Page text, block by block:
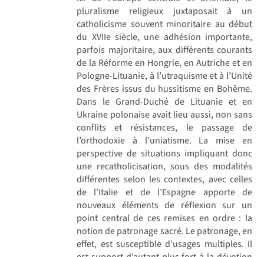
pluralisme religieux juxtaposait à un
catholicisme souvent minoritaire au début
du XVIIe siècle, une adhésion importante,
parfois majoritaire, aux différents courants
de la Réforme en Hongrie, en Autriche et en
Pologne-Lituanie, à l’utraquisme et à l’Unité
des Frères issus du hussitisme en Bohême.
Dans le Grand-Duché de Lituanie et en
Ukraine polonaise avait lieu aussi, non sans
conflits et résistances, le passage de
l’orthodoxie à l’uniatisme. La mise en
perspective de situations impliquant donc
une recatholicisation, sous des modalités
différentes selon les contextes, avec celles
de l’Italie et de l’Espagne apporte de
nouveaux éléments de réflexion sur un
point central de ces remises en ordre : la
notion de patronage sacré. Le patronage, en
effet, est susceptible d’usages multiples. Il